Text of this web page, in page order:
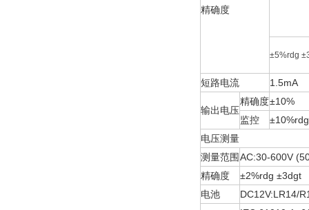
精确度
±5%rdg
短路电流 1.5mA
输出电压
精确度±10%
监控
电压测量
测量范围AC:30-600V
精确度
±2%rdg ±3dgt
电池
DC12V:LR14/